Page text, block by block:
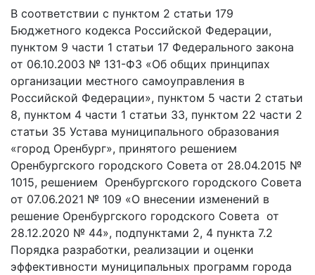
В соответствии с пунктом 2 статьи 179
Бюджетного кодекса Российской Федерации,
пунктом 9 части 1 статьи 17 Федерального закона
от 06.10.2003 № 131-ФЗ «Об общих принципах
организации местного самоуправления в
Российской Федерации», пунктом 5 части 2 статьи
8, пунктом 4 части 1 статьи 33, пунктом 22 части 2
статьи 35 Устава муниципального образования
«город Оренбург», принятого решением
Оренбургского городского Совета от 28.04.2015 №
1015, решением Оренбургского городского Совета
от 07.06.2021 № 109 «О внесении изменений в
решение Оренбургского городского Совета от
28.12.2020 № 44», подпунктами 2, 4 пункта 7.2
Порядка разработки, реализации и оценки
эффективности муниципальных программ города